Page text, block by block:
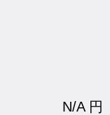
N/A 円